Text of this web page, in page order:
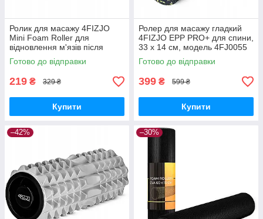
Ролик для масажу 4FIZJO
Mini Foam Roller для
відновлення м'язів після
тренувань 15 x 5.3 см
4FJ0080 GoodPlace
Готово до відправки
219 ₴ 329 ₴
Купити
Ролер для масажу гладкий
4FIZJO EPP PRO+ для спини,
33 x 14 см, модель 4FJ0055
GoodPlace -worry-free-
shopping-
Готово до відправки
399 ₴ 599 ₴
Купити
–42% –30%